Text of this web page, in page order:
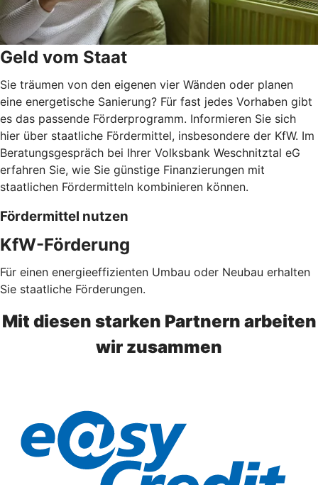
Geld vom Staat
Sie träumen von den eigenen vier Wänden oder planen
eine energetische Sanierung? Für fast jedes Vorhaben gibt
es das passende Förderprogramm. Informieren Sie sich
hier über staatliche Fördermittel, insbesondere der KfW. Im
Beratungsgespräch bei Ihrer Volksbank Weschnitztal eG
erfahren Sie, wie Sie günstige Finanzierungen mit
staatlichen Fördermitteln kombinieren können.
Fördermittel nutzen
KfW-Förderung
Für einen energieeffizienten Umbau oder Neubau erhalten
Sie staatliche Förderungen.
Mit diesen starken Partnern arbeiten
wir zusammen